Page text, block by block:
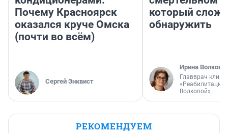
Почему Красноярск
оказался круче Омска
(почти во всём)
Сергей Энквист
который
обнаружить
Ирина Волкова
Главврач
«Реабилитация
Волковой»
РЕКОМЕНДУЕМ